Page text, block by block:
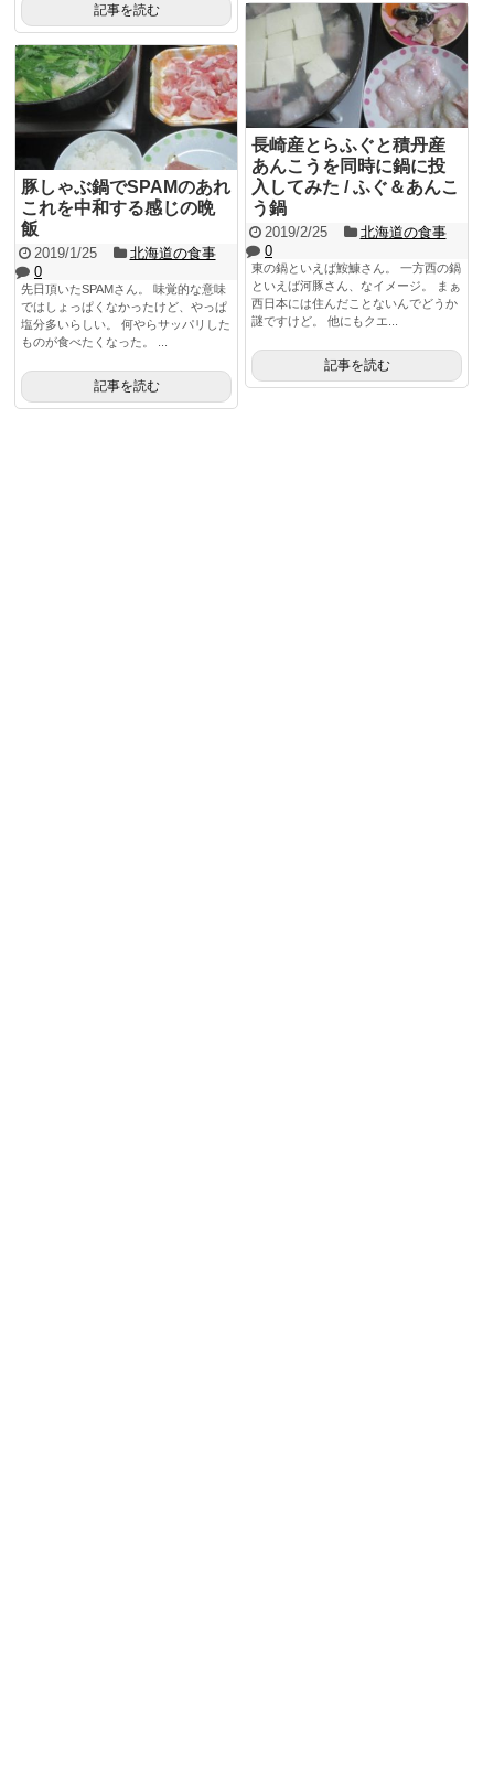
記事を読む
長崎産とらふぐと積丹産
あんこうを同時に鍋に投
入してみた / ふぐ＆あんこ
う鍋
2019/2/25
北海道の食事
0
東の鍋といえば鮟鱇さん。 一方西の鍋
といえば河豚さん、なイメージ。 まぁ
西日本には住んだことないんでどうか
謎ですけど。 他にもクエ...
記事を読む
豚しゃぶ鍋でSPAMのあれ
これを中和する感じの晩
飯
2019/1/25
北海道の食事
0
先日頂いたSPAMさん。 味覚的な意味
ではしょっぱくなかったけど、やっぱ
塩分多いらしい。 何やらサッパリした
ものが食べたくなった。 ...
記事を読む